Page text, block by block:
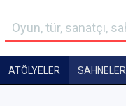
ATÖLYELER SAHNELER